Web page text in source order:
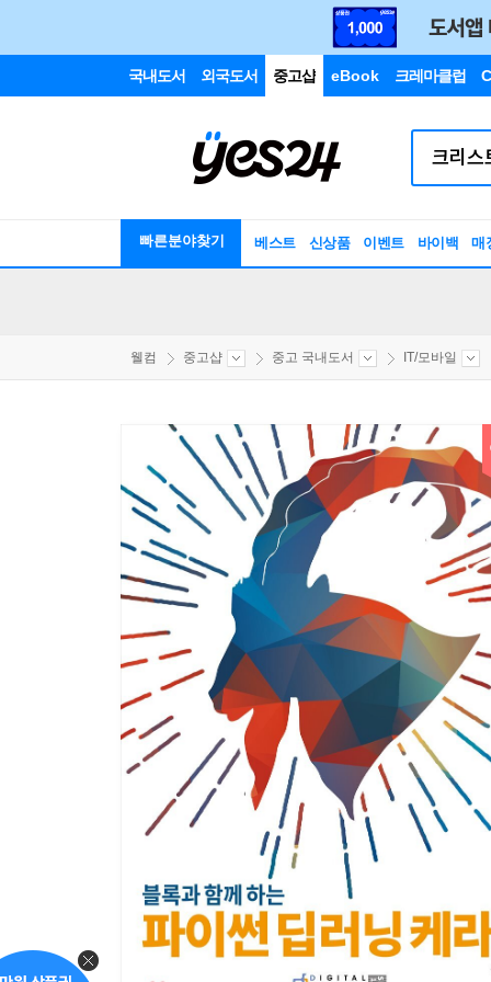
국내도서 외국도서 중고샵 eBook 크레마클럽
빠른분야찾기 베스트 신상품 이벤트 바이백 매
웰컴 중고샵 중고 국내도서 IT/모바일